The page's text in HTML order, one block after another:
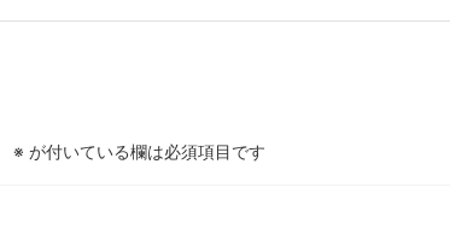
※ が付いている欄は必須項目です